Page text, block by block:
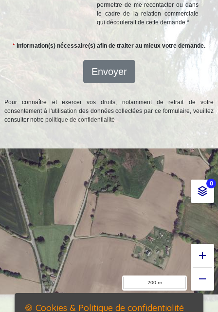
permettre de me recontacter ou dans
le cadre de la relation commerciale
qui découlerait de cette demande.*
* Information(s) nécessaire(s) afin de traiter au mieux votre demande.
Envoyer
Pour connaître et exercer vos droits, notamment de retrait de votre
consentement à l'utilisation des données collectées par ce formulaire, veuillez
consulter notre politique de confidentialité
🍪 Cookies & Politique de confidentialité